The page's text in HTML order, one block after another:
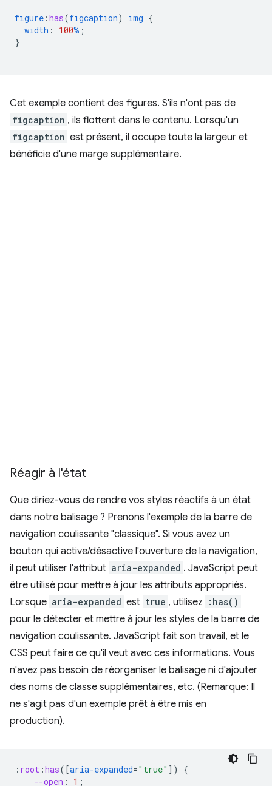
figure :has(figcaption) img {
width : 100% ;
}
Cet exemple contient des figures. S'ils n'ont pas de
figcaption , ils flottent dans le contenu. Lorsqu'un
figcaption est présent, il occupe toute la largeur et
bénéficie d'une marge supplémentaire.
Réagir à l'état
Que diriez-vous de rendre vos styles réactifs à un état
dans notre balisage ? Prenons l'exemple de la barre de
navigation coulissante "classique". Si vous avez un
bouton qui active/désactive l'ouverture de la navigation,
il peut utiliser l'attribut aria-expanded . JavaScript peut
être utilisé pour mettre à jour les attributs appropriés.
Lorsque aria-expanded est true , utilisez :has()
pour le détecter et mettre à jour les styles de la barre de
navigation coulissante. JavaScript fait son travail, et le
CSS peut faire ce qu'il veut avec ces informations. Vous
n'avez pas besoin de réorganiser le balisage ni d'ajouter
des noms de classe supplémentaires, etc. (Remarque: Il
ne s'agit pas d'un exemple prêt à être mis en
production).
: root :has([aria-expanded="true" ])
{
--open : 1 ;